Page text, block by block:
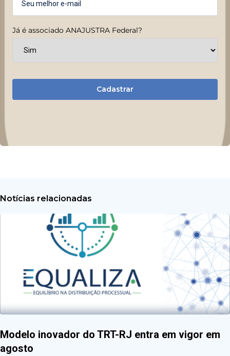
Já é associado ANAJUSTRA Federal?
Cadastrar
Notícias relacionadas
Modelo inovador do TRT-RJ entra em vigor em
agosto